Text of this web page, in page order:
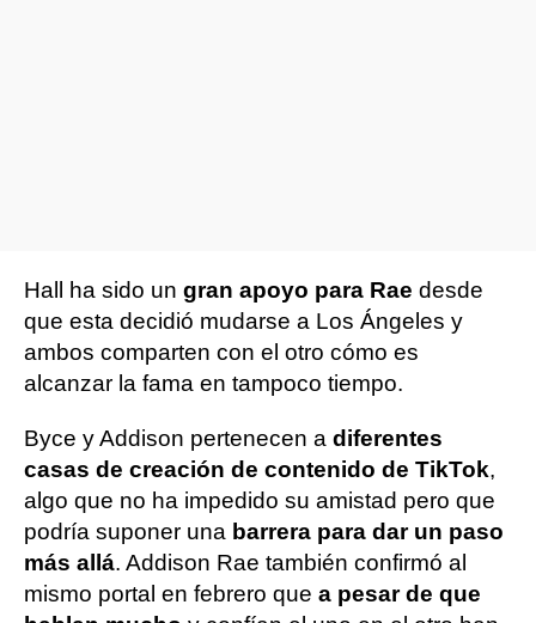
Hall ha sido un gran apoyo para Rae desde
que esta decidió mudarse a Los Ángeles y
ambos comparten con el otro cómo es
alcanzar la fama en tampoco tiempo.
Byce y Addison pertenecen a diferentes
casas de creación de contenido de TikTok,
algo que no ha impedido su amistad pero que
podría suponer una barrera para dar un paso
más allá. Addison Rae también confirmó al
mismo portal en febrero que a pesar de que